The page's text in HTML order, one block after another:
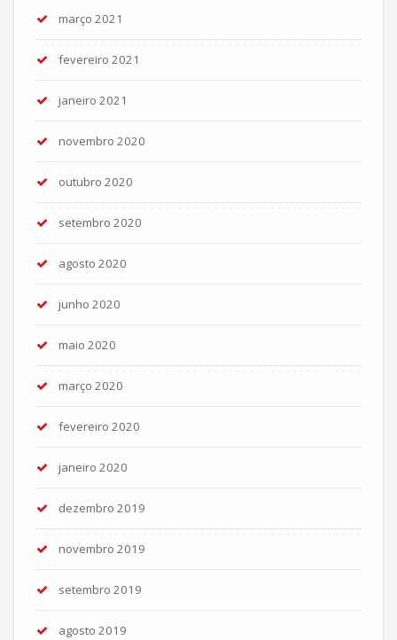
março 2021
fevereiro 2021
janeiro 2021
novembro 2020
outubro 2020
setembro 2020
agosto 2020
junho 2020
maio 2020
março 2020
fevereiro 2020
janeiro 2020
dezembro 2019
novembro 2019
setembro 2019
agosto 2019